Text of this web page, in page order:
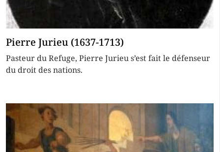
Pierre Jurieu (1637-1713)
Pasteur du Refuge, Pierre Jurieu s’est fait le défenseur
du droit des nations.